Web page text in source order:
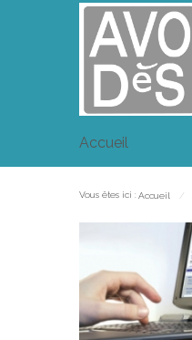
Accueil
Vous êtes ici : Accueil